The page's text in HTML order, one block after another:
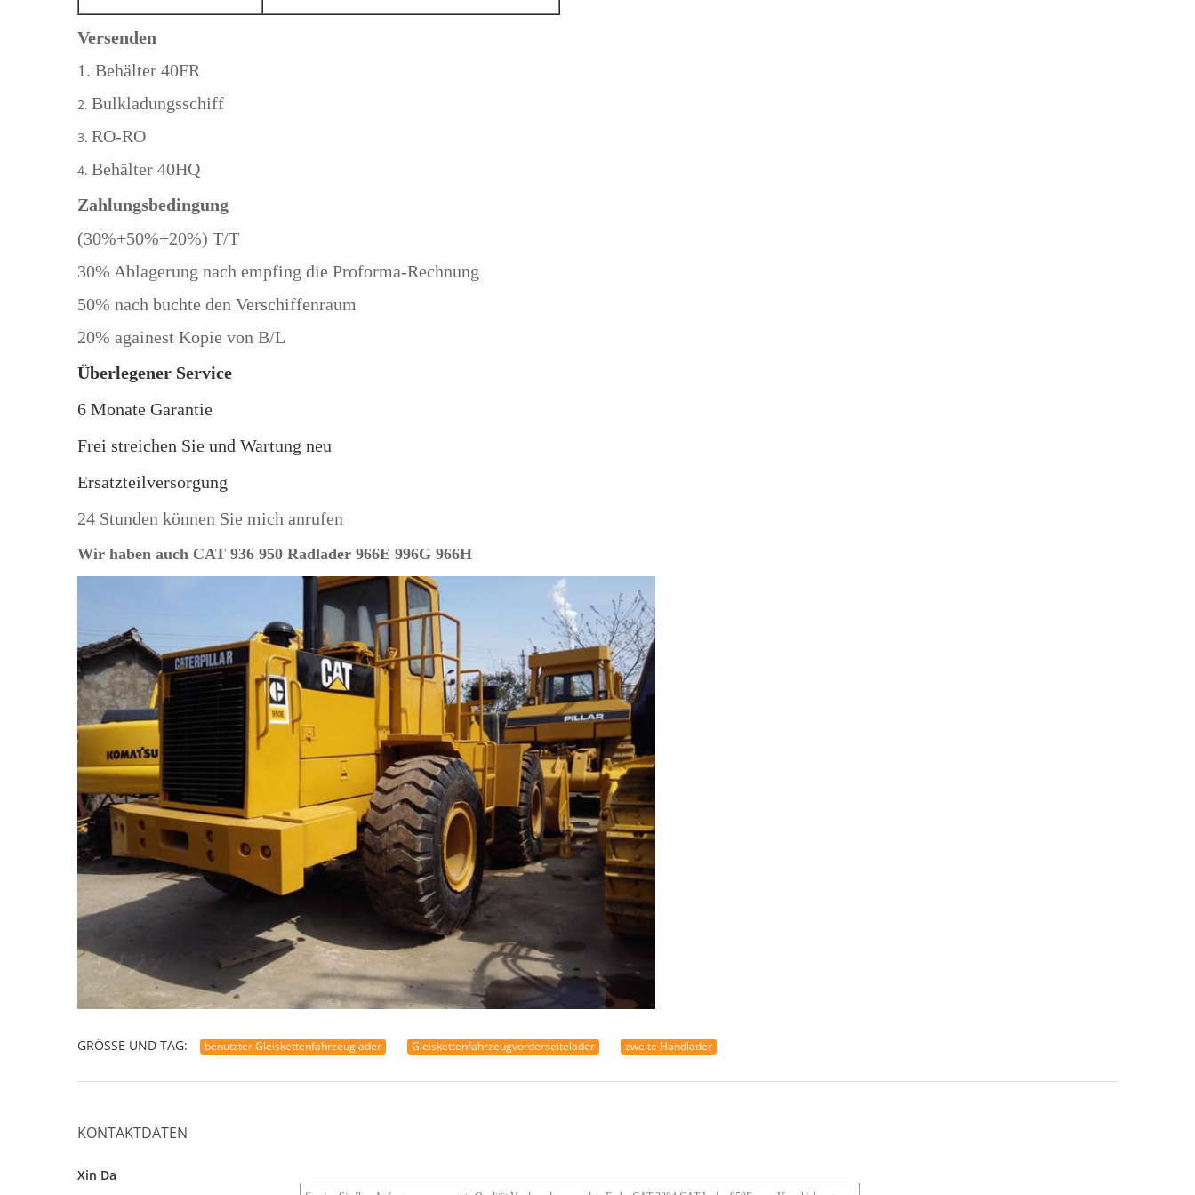
Versenden
1. Behälter 40FR
2. Bulkladungsschiff
3. RO-RO
4. Behälter 40HQ
Zahlungsbedingung
(30%+50%+20%) T/T
30% Ablagerung nach empfing die Proforma-Rechnung
50% nach buchte den Verschiffenraum
20% againest Kopie von B/L
Überlegener Service
6 Monate Garantie
Frei streichen Sie und Wartung neu
Ersatzteilversorgung
24 Stunden können Sie mich anrufen
Wir haben auch CAT 936 950 Radlader 966E 996G 966H
GRÖSSE UND TAG: benutzter Gleiskettenfahrzeuglader Gleiskettenfahrzeugvorderseitelader zweite Handlader
KONTAKTDATEN
Xin Da